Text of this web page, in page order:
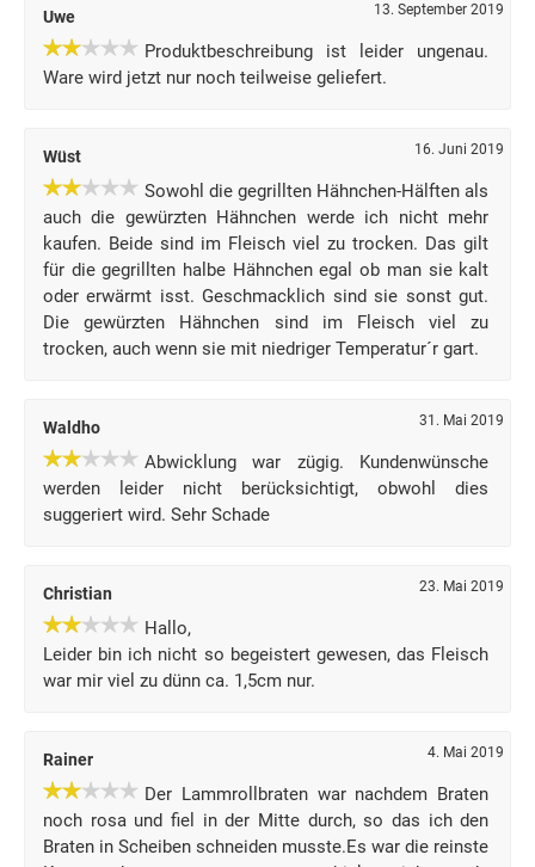
Uwe 13. September 2019
Produktbeschreibung ist leider ungenau.
Ware wird jetzt nur noch teilweise geliefert.
Wüst 16. Juni 2019
Sowohl die gegrillten Hähnchen-Hälften als
auch die gewürzten Hähnchen werde ich nicht mehr
kaufen. Beide sind im Fleisch viel zu trocken. Das gilt
für die gegrillten halbe Hähnchen egal ob man sie kalt
oder erwärmt isst. Geschmacklich sind sie sonst gut.
Die gewürzten Hähnchen sind im Fleisch viel zu
trocken, auch wenn sie mit niedriger Temperatur´r gart.
Waldho 31. Mai 2019
Abwicklung war zügig. Kundenwünsche
werden leider nicht berücksichtigt, obwohl dies
suggeriert wird. Sehr Schade
Christian 23. Mai 2019
Hallo,
Leider bin ich nicht so begeistert gewesen, das Fleisch
war mir viel zu dünn ca. 1,5cm nur.
Rainer 4. Mai 2019
Der Lammrollbraten war nachdem Braten
noch rosa und fiel in der Mitte durch, so das ich den
Braten in Scheiben schneiden musste.Es war die reinste